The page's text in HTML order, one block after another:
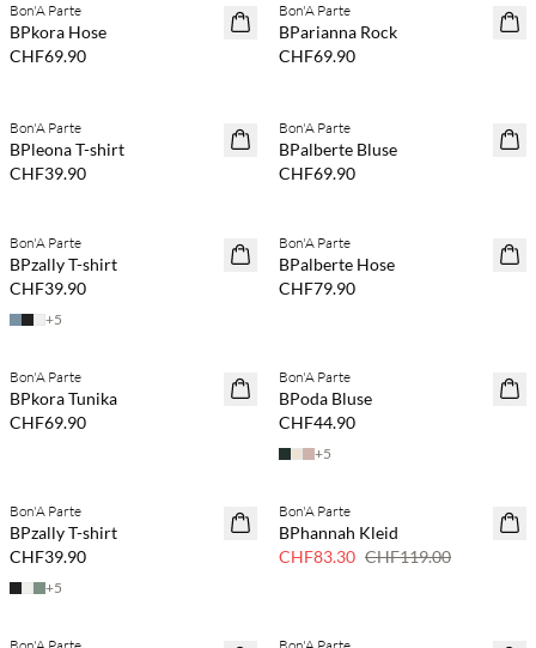
NEUHEITEN
Bon'A Parte
BPkora Hose
CHF69.90
NEUHEITEN
Bon'A Parte
BParianna Rock
CHF69.90
NEUHEITEN
Bon'A Parte
BPleona T-shirt
CHF39.90
NEUHEITEN
Bon'A Parte
BPalberte Bluse
CHF69.90
NEUHEITEN
Bon'A Parte
BPzally T-shirt
CHF39.90
+5
NEUHEITEN
Bon'A Parte
BPalberte Hose
CHF79.90
NEUHEITEN
Bon'A Parte
BPkora Tunika
CHF69.90
NEUHEITEN
Bon'A Parte
BPoda Bluse
CHF44.90
+5
NEUHEITEN
Bon'A Parte
BPzally T-shirt
CHF39.90
+5
SAVE20
Bon'A Parte
BPhannah Kleid
CHF83.30 CHF119.00